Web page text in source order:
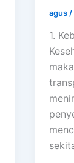
agus /
1.